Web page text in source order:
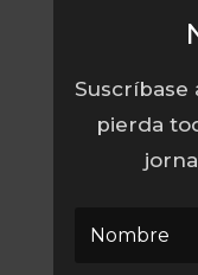
pierda